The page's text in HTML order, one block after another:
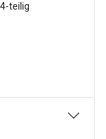
teilig